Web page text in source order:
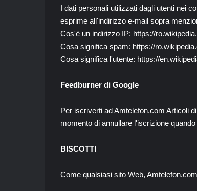
I dati personali utilizzati dagli utenti nei
esprime all'indirizzo e-mail sopra
Cos'è un indirizzo IP: https://
Cosa significa spam: https://
Cosa significa l'utente: https://
Feedburner di Google
Per iscriverti ad Amtelefon.com Articoli
momento di annullare l'iscrizione
BISCOTTI
Come qualsiasi sito Web,